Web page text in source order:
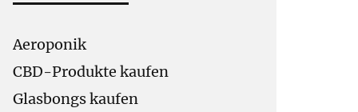
Aeroponik
CBD-Produkte kaufen
Glasbongs kaufen